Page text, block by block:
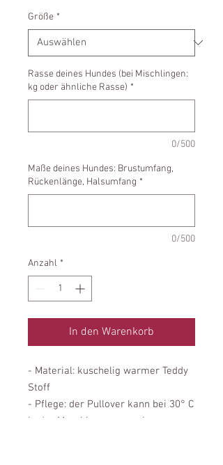
Größe *
Rasse deines Hundes (bei Mischlingen:
kg oder ähnliche Rasse) *
0/500
Maße deines Hundes: Brustumfang,
Rückenlänge, Halsumfang *
0/500
Anzahl *
In den Warenkorb
- Material: kuschelig warmer Teddy
Stoff
- Pflege: der Pullover kann bei 30° C
in der Maschiene gewaschen